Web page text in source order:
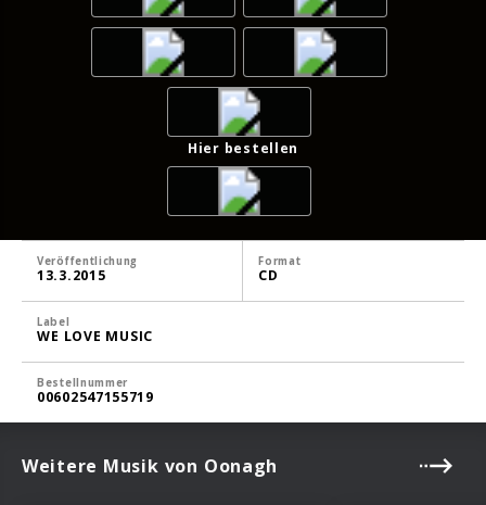
Hier bestellen
Veröffentlichung
13.3.2015
Format
CD
Label
WE LOVE MUSIC
Bestellnummer
00602547155719
Weitere Musik von Oonagh